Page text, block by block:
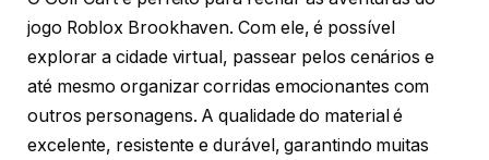
jogo Roblox Brookhaven. Com ele, é possível
explorar a cidade virtual, passear pelos cenários e
até mesmo organizar corridas emocionantes com
outros personagens. A qualidade do material é
excelente, resistente e durável, garantindo muitas